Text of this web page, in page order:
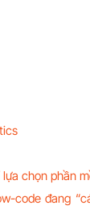
chọn phần
code đang